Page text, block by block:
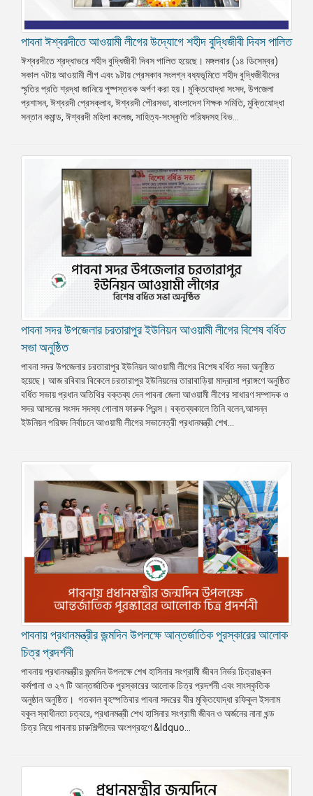
পাবনা ঈশ্বরদীতে আওয়ামী লীগের উদ্যোগে শহীদ বুদ্ধিজীবী দিবস পালিত
ঈশ্বরদীতে শ্রদ্ধাভরে শহীদ বুদ্ধিজীবী দিবস পালিত হয়েছে। মঙ্গলবার (১৪ ডিসেম্বর)
সকাল ৭টায় আওয়ামী লীগ এবং ৯টায় প্রেসকাব সংলগ্ন বধ্যভূমিতে শহীদ বুদ্ধিজীবীদের
স্মৃতির প্রতি শ্রদ্ধা জানিয়ে পুষ্পস্তবক অর্পণ করা হয়। মুক্তিযোদ্ধা সংসদ, উপজেলা
প্রশাসন, ঈশ্বরদী প্রেসক্লাব, ঈশ্বরদী পৌরসভা, বাংলাদেশ শিক্ষক সমিতি, মুক্তিযোদ্ধা
সন্তান কমান্ড, ঈশ্বরদী মহিলা কলেজ, সাহিত্য-সংস্কৃতি পরিষদসহ বিভ...
পাবনা সদর উপজেলার চরতারাপুর ইউনিয়ন আওয়ামী লীগের বিশেষ বর্ধিত
সভা অনুষ্ঠিত
পাবনা সদর উপজেলার চরতারাপুর ইউনিয়ন আওয়ামী লীগের বিশেষ বর্ধিত সভা অনুষ্ঠিত
হয়েছে। আজ রবিবার বিকেলে চরতারাপুর ইউনিয়নের তারাবাড়িয়া মাদ্রাসা প্রাঙ্গণে অনুষ্ঠিত
বর্ধিত সভায় প্রধান অতিথির বক্তব্য দেন পাবনা জেলা আওয়ামী লীগের সাধারণ সম্পাদক ও
সদর আসনের সংসদ সদস্য গোলাম ফারুক প্রিন্স। বক্তব্যকালে তিনি বলেন,আসন্ন
ইউনিয়ন পরিষদ নির্বাচনে আওয়ামী লীগের সভানেত্রী প্রধানমন্ত্রী শেখ...
পাবনায় প্রধানমন্ত্রীর জন্মদিন উপলক্ষে আন্তর্জাতিক পুরস্কারের আলোক
চিত্র প্রদর্শনী
পাবনায় প্রধানমন্ত্রীর জন্মদিন উপলক্ষে শেখ হাসিনার সংগ্রামী জীবন নির্ভর চিত্রাঙ্কন
কর্মশালা ও ২৭ টি আন্তর্জাতিক পুরস্কারের আলোক চিত্র প্রদর্শনী এবং সাংস্কৃতিক
অনুষ্ঠান অনুষ্ঠিত। গতকাল বৃহস্পতিবার পাবনা সদরের বীর মুক্তিযোদ্ধা রফিকুল ইসলাম
বকুল স্বাধীনতা চত্বরে, প্রধানমন্ত্রী শেখ হাসিনার সংগ্রামী জীবন ও অর্জনের নানা খন্ড
চিত্র নিয়ে পাবনায় চারুশিল্পীদের অংশগ্রহণে &ldquo...